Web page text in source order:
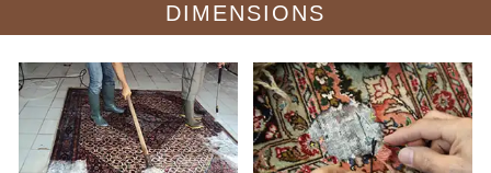
DIMENSIONS